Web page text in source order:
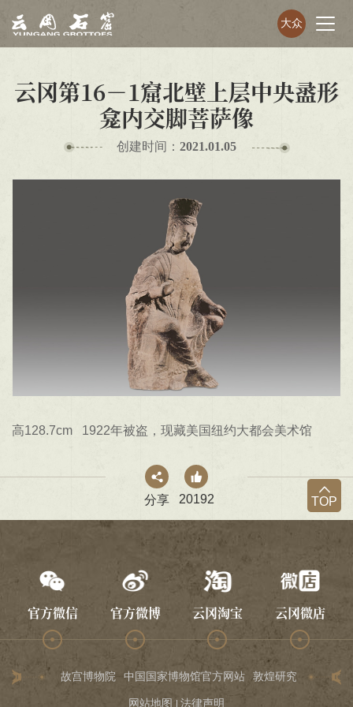
TOP
大众
云冈第16－1窟北壁上层中央盝形
龛内交脚菩萨像
创建时间： 2021.01.05
高128.7cm 1922年被盗，现藏美国纽约大都会美术馆
分享 20192
官方微信 官方微博 云冈淘宝 云冈微店
故宫博物院 中国国家博物馆官方网站 敦煌研究院 龙门石
网站地图 法律声明